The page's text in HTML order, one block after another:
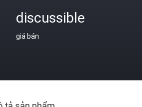
discussible
giá bán